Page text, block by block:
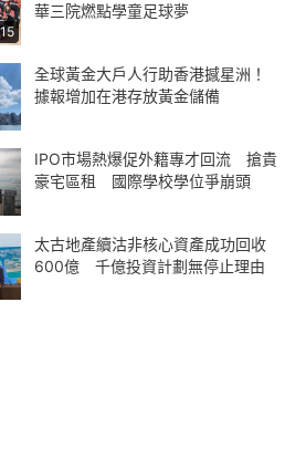
華三院燃點學童足球夢
全球黃金大戶人行助香港撼星洲！
據報增加在港存放黃金儲備
IPO市場熱爆促外籍專才回流 搶貴
豪宅區租 國際學校學位爭崩頭
太古地產續沽非核心資產成功回收
600億 千億投資計劃無停止理由